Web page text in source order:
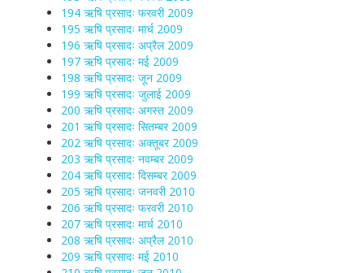
194 ऋषि प्रसादः फरवरी 2009
195 ऋषि प्रसादः मार्च 2009
196 ऋषि प्रसादः अप्रैल 2009
197 ऋषि प्रसादः मई 2009
198 ऋषि प्रसादः जून 2009
199 ऋषि प्रसादः जुलाई 2009
200 ऋषि प्रसादः अगस्त 2009
201 ऋषि प्रसादः सितम्बर 2009
202 ऋषि प्रसादः अक्तूबर 2009
203 ऋषि प्रसादः नवम्बर 2009
204 ऋषि प्रसादः दिसम्बर 2009
205 ऋषि प्रसादः जनवरी 2010
206 ऋषि प्रसादः फरवरी 2010
207 ऋषि प्रसादः मार्च 2010
208 ऋषि प्रसादः अप्रैल 2010
209 ऋषि प्रसादः मई 2010